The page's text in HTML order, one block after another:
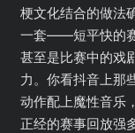
梗文化结合的做法
一套——短平快的
甚至是比赛中的戏
力。你看抖音上那
动作配上魔性音乐
正经的赛事回放强